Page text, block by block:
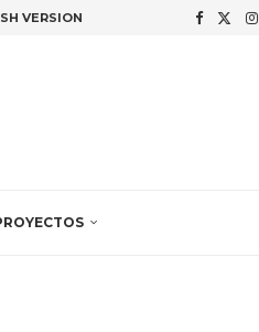
VERSION